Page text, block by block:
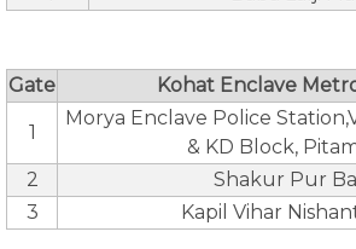
Gate Kohat Enclave
1
Morya Enclave Police
& KD Block,
2
Shakur Pur
3
Kapil Vihar